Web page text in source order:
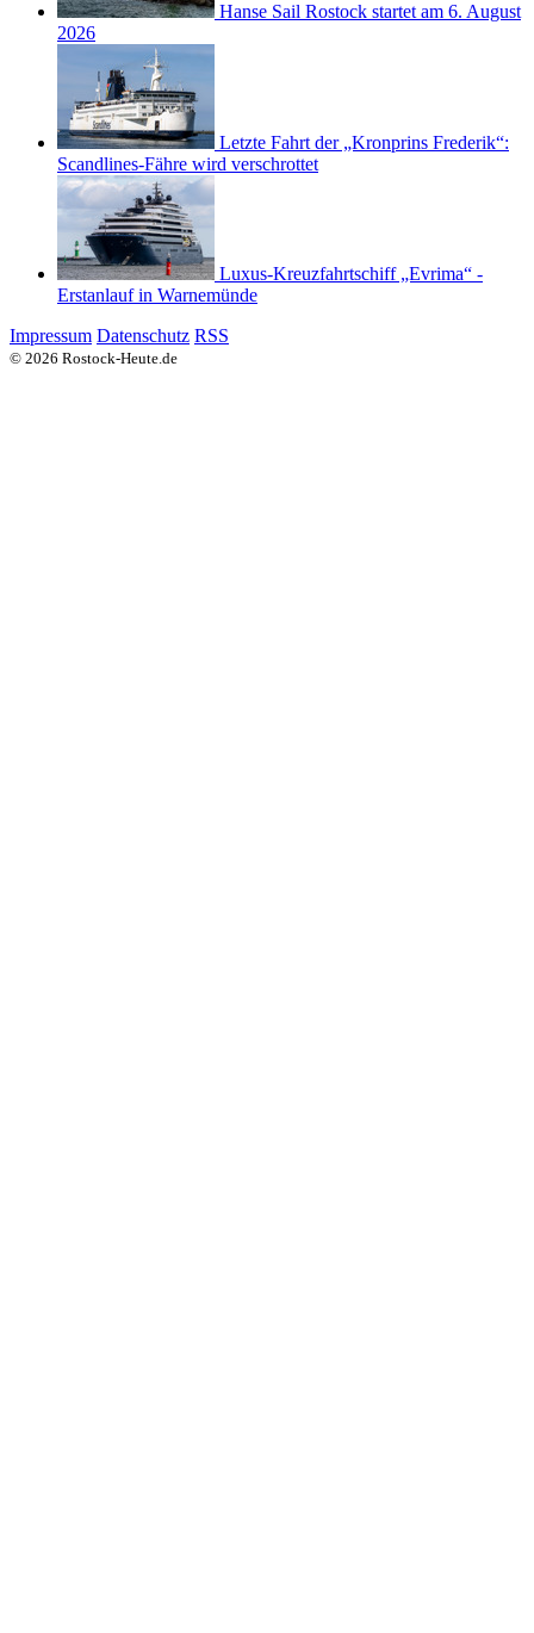
Hanse Sail Rostock startet am 6. August
2026
Letzte Fahrt der „Kronprins Frederik“:
Scandlines-Fähre wird verschrottet
Luxus-Kreuzfahrtschiff „Evrima“ -
Erstanlauf in Warnemünde
Impressum Datenschutz RSS
© 2026 Rostock-Heute.de